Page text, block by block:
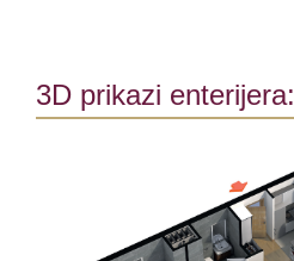
3D prikazi enterijera: